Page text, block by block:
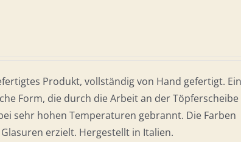
Produkt, vollständig von Hand gefertigt.
Form, die durch die Arbeit an der Töpferscheibe
sehr hohen Temperaturen gebrannt. Die Farben
erzielt. Hergestellt in Italien.